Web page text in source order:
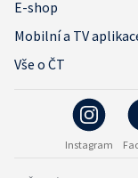
E-shop
Mobilní a TV
Vše o ČT
Instagram